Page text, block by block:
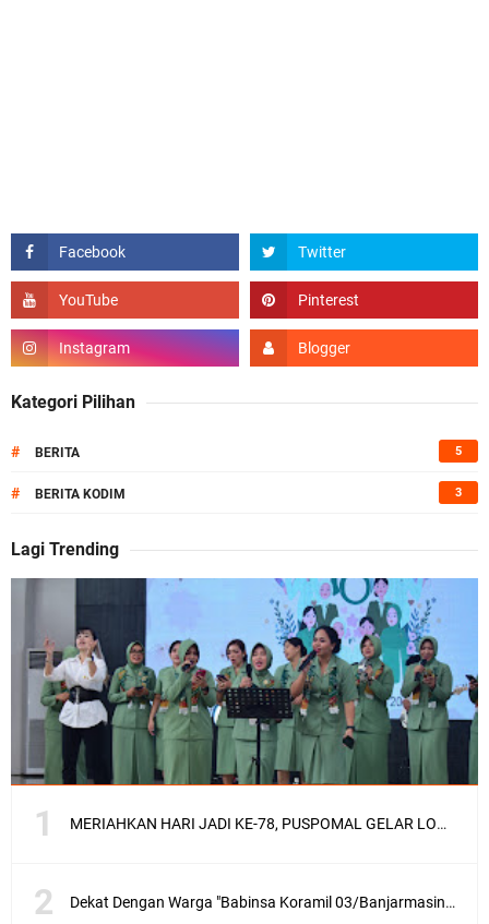
Kategori Pilihan
# BERITA 5
# BERITA KODIM 3
Lagi Trending
MERIAHKAN HARI JADI KE-78, PUSPOMAL GELAR LOMBA MEWARNAI TINGKAT PAUD DAN TK
Dekat Dengan Warga "Babinsa Koramil 03/Banjarmasin Barat Komsos Dengan Petani"